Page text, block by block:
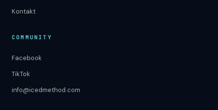
Kontakt
COMMUNITY
Facebook
TikTok
info@icedmethod.com